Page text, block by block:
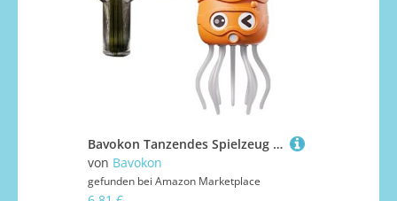
Bavokon Tanzendes Spielzeug - Elektrischer Krabbelnder Oktopus - Lernaktivitäten mit Licht und Musik für Mädchen ab 3 Jahren Geburtstagsparty Zuhause | Für Mädchen Kindergarten Schule Zuhause
von Bavokon
gefunden bei Amazon Marketplace